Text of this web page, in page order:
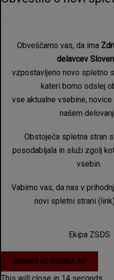
Obveščamo vas, da ima
delavcev
vzpostavljeno novo spletno
kateri bomo odslej
vse aktualne vsebine,
našem
Obstoječa spletna stran
posodabljala in služi zgolj
vsebin.
Vabimo vas, da nas v
novi spletni strani
Ekipa ZSDS
DISMISS AD DISMISS AD